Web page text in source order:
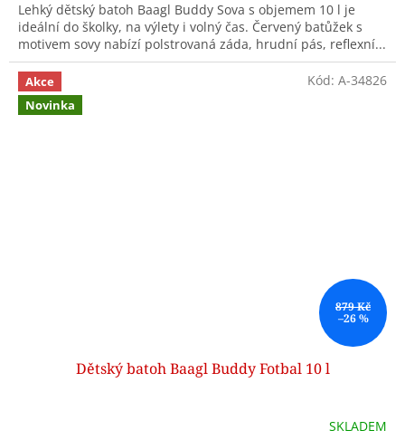
Lehký dětský batoh Baagl Buddy Sova s objemem 10 l je
ideální do školky, na výlety i volný čas. Červený batůžek s
motivem sovy nabízí polstrovaná záda, hrudní pás, reflexní...
Akce
Novinka
879 Kč
–26 %
Dětský batoh Baagl Buddy Fotbal 10 l
SKLADEM
Kód: A-34826